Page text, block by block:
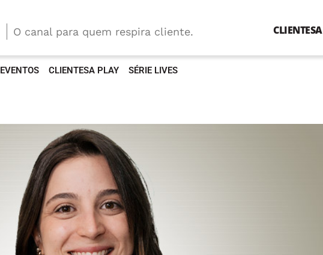
O canal para quem respira cliente. CLIENTESA
EVENTOS CLIENTESA PLAY SÉRIE LIVES